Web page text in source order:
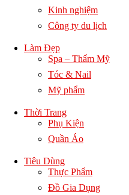
Kinh nghiệm
Công ty du lịch
Làm Đẹp
Spa – Thẩm Mỹ
Tóc & Nail
Mỹ phẩm
Thời Trang
Phụ Kiện
Quần Áo
Tiêu Dùng
Thực Phẩm
Đồ Gia Dụng